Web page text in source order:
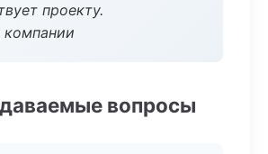
проекту.
вопросы